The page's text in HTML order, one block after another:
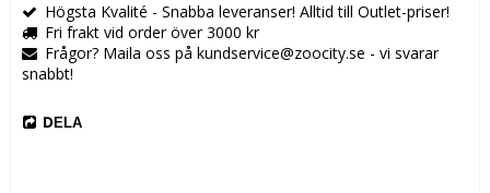
Högsta Kvalité - Snabba leveranser! Alltid till Outlet-priser!
Fri frakt vid order över 3000 kr
Frågor? Maila oss på kundservice@zoocity.se - vi svarar
snabbt!
DELA